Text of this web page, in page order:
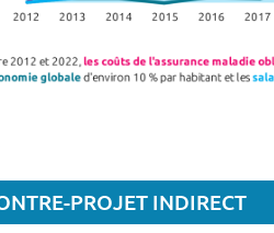
PROJET INDIRECT